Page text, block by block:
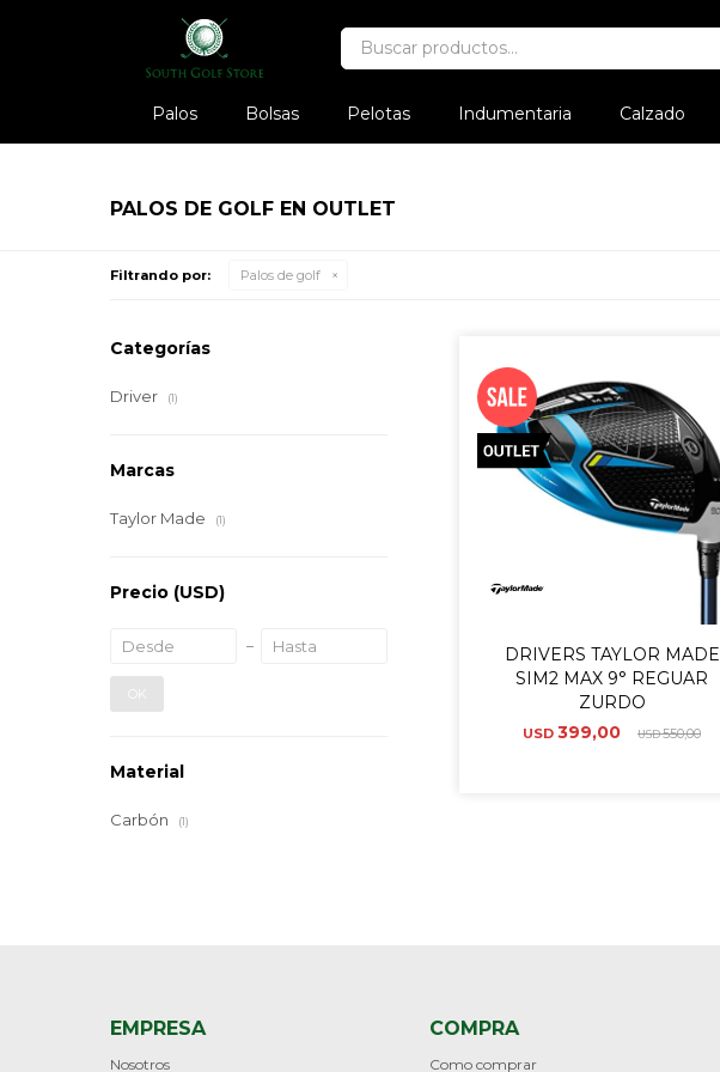
Palos Bolsas Pelotas Indumentaria Calzado
PALOS DE GOLF EN OUTLET
Filtrando por: Palos de golf
DRIVERS TAYLOR MADE
SIM2 MAX 9° REGUAR
ZURDO
USD 399,00 USD550,00
Categorías
Driver (1)
Marcas
Taylor Made (1)
Precio (USD)
OK
Material
Carbón (1)
EMPRESA
Nosotros
COMPRA
Como comprar